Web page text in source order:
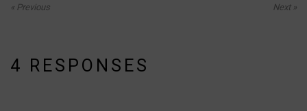
« Previous Next »
4 RESPONSES